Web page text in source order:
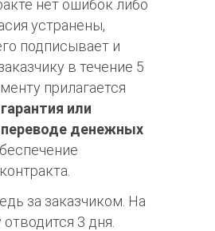
нет ошибок либо
устранены,
подписывает и
в течение 5
прилагается
или
денежных
за заказчиком. На
3 дня.